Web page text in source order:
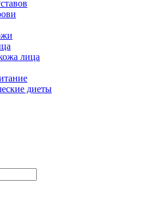
лица
диеты